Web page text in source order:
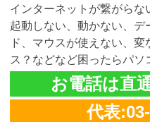
インターネットが繋がら
起動しない、動かない、
ド、マウスが使えない、
ス？などなど困ったらパソ
お電話は直
代表